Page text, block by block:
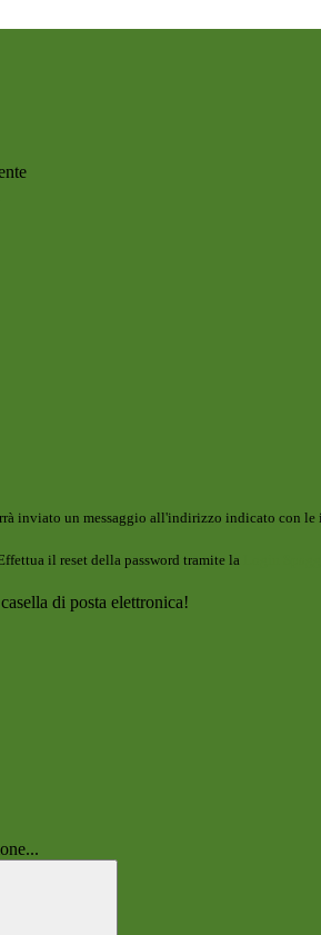
inviato un messaggio all'indirizzo indicato con le
il reset della password tramite la
di posta elettronica!